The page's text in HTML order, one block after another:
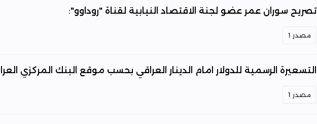
تصريح سوران عمر عضو لجنة الاقتصاد النيابية لقناة "روداوو":
مصدر 1
التسعيرة الرسمية للدولار امام الدينار العراقي بحسب موقع البنك المركزي
مصدر 1